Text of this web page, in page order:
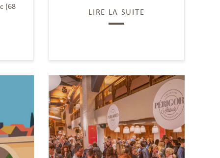
(68
LIRE LA SUITE